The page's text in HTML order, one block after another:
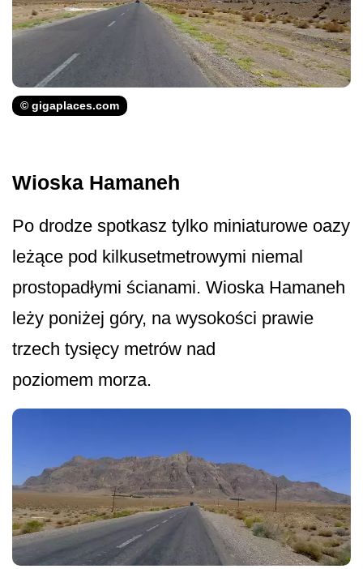
© gigaplaces.com
Wioska Hamaneh
Po drodze spotkasz tylko miniaturowe oazy
leżące pod kilkusetmetrowymi niemal
prostopadłymi ścianami. Wioska Hamaneh
leży poniżej góry, na wysokości prawie
trzech tysięcy metrów nad
poziomem morza.